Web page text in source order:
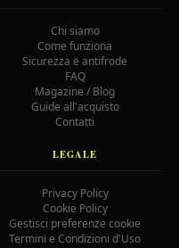
Chi siamo
Come funziona
Sicurezza e antifrode
FAQ
Magazine / Blog
Guide all'acquisto
Contatti
LEGALE
Privacy Policy
Cookie Policy
Gestisci preferenze cookie
Termini e Condizioni d'Uso